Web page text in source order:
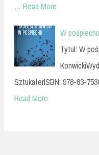
… Read More
W
Tytuł: W
SztukaterISBN: 978-83-
Read More